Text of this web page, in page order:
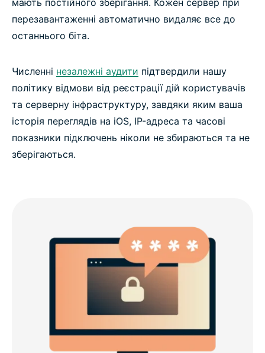
мають постійного зберігання. Кожен сервер при
перезавантаженні автоматично видаляє все до
останнього біта.
Численні незалежні аудити підтвердили нашу
політику відмови від реєстрації дій користувачів
та серверну інфраструктуру, завдяки яким ваша
історія переглядів на iOS, IP-адреса та часові
показники підключень ніколи не збираються та не
зберігаються.